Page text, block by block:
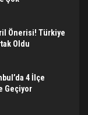
Önerisi! Türkiye
Oldu
4 İlçe
Geçiyor